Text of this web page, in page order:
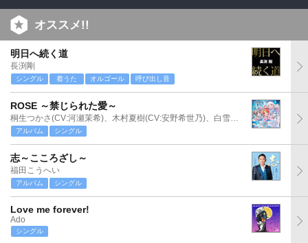
オススメ!!
明日へ続く道
長渕剛
シングル 着うた オルゴール 呼び出し音
ROSE ～禁じられた愛～
桐生つかさ(CV:河瀬茉希)、木村夏樹(CV:安野希世乃)、白雪千夜(CV:関口理咲)
アルバム シングル
志～こころざし～
福田こうへい
アルバム シングル
Love me forever!
Ado
シングル